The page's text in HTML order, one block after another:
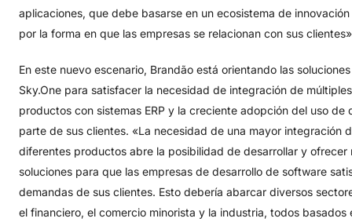
aplicaciones, que debe basarse en un ecosistema de
por la forma en que las empresas se relacionan con sus
En este nuevo escenario, Brandão está orientando las
Sky.One para satisfacer la necesidad de integración de múltiples
productos con sistemas ERP y la creciente adopción del uso de
parte de sus clientes. «La necesidad de una mayor integración
diferentes productos abre la posibilidad de desarrollar y ofrecer
soluciones para que las empresas de desarrollo de software
demandas de sus clientes. Esto debería abarcar diversos
el financiero, el comercio minorista y la industria, todos basados